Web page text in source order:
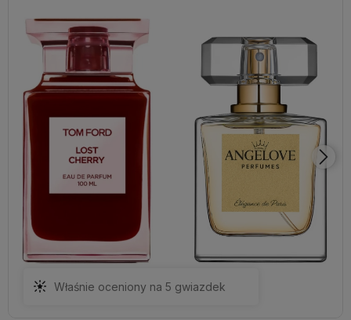
Właśnie oceniony na 5 gwiazdek